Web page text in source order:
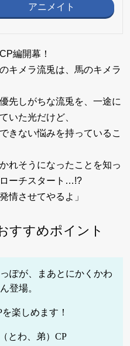
アニメイト
編開幕！
キメラ流兎は、馬のキメラ
先しがちな流兎を、一途に
いた光だけど、
きない悩みを持っているこ
れそうになったことを知っ
ーチスタート…!?
情させてやるよ」
すすめポイント
ぽが、まあとにかくかわ
登場。
楽しめます！
とわ、弟）CP